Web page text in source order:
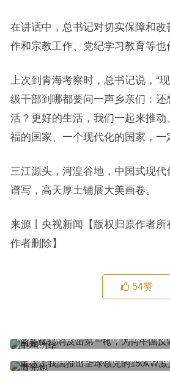
在讲话中，总书记对切实保障和改
作和宗教工作、党纪学习教育等也
上次到青海考察时，总书记说，“
级干部到哪都要问一声乡亲们：还
活？更好的生活，我们一起来推动
福的国家、一个现代化的国家，一
三江源头，河湟谷地，中国式现代
谱写，高天厚土铺展大美画卷。
来源丨央视新闻【版权归原作者所
作者删除】
54赞
上一篇
商务部打响反击第一枪，为何中国反制将
重磅！我国推出全球领先的150kW激光